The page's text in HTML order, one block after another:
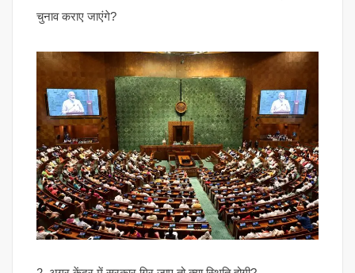
चुनाव कराए जाएंगे?